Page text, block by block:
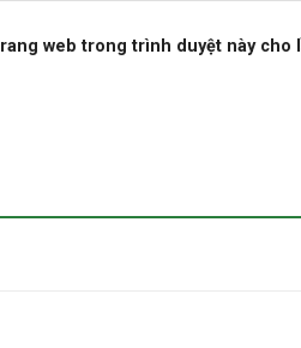
web trong trình duyệt này cho